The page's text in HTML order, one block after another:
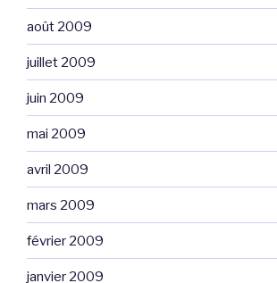
août 2009
juillet 2009
juin 2009
mai 2009
avril 2009
mars 2009
février 2009
janvier 2009